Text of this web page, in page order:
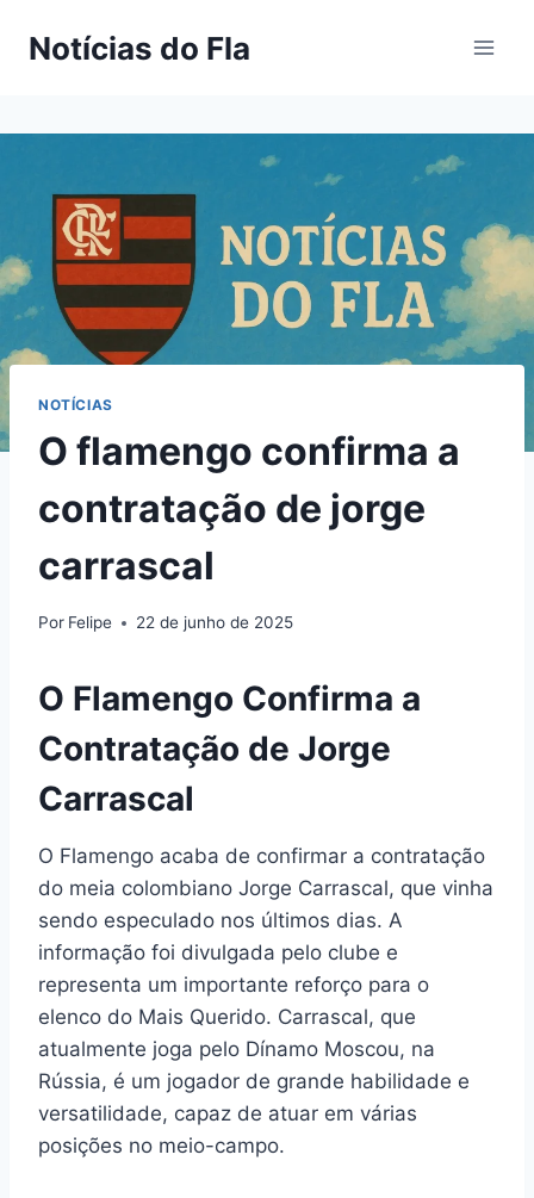
paraNotícias do Fla
NOTÍCIAS
O flamengo confirma a
contratação de jorge
carrascal
Por Felipe 22 de junho de 2025
O Flamengo Confirma a
Contratação de Jorge
Carrascal
O Flamengo acaba de confirmar a contratação
do meia colombiano Jorge Carrascal, que vinha
sendo especulado nos últimos dias. A
informação foi divulgada pelo clube e
representa um importante reforço para o
elenco do Mais Querido. Carrascal, que
atualmente joga pelo Dínamo Moscou, na
Rússia, é um jogador de grande habilidade e
versatilidade, capaz de atuar em várias
posições no meio-campo.